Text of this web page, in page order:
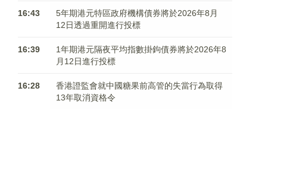
16:43
5年期港元特區政府機構債券將於2026年8月
12日透過重開進行投標
16:39
1年期港元隔夜平均指數掛鉤債券將於2026年8
月12日進行投標
16:28
香港證監會就中國糖果前高管的失當行為取得
13年取消資格令